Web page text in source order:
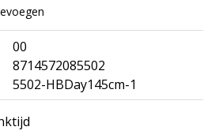
00
8714572085502
5502-HBDay145cm-1